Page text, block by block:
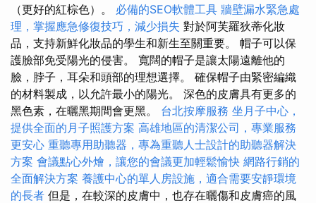
（更好的紅棕色）。 必備的SEO軟體工具 牆壁漏水緊急處
理，掌握應急修復技巧，減少損失 對於阿芙羅狄蒂化妝
品，支持新鮮化妝品的學生和新生至關重要。 帽子可以保
護臉部免受陽光的侵害。 寬闊的帽子是讓太陽遠離他的
臉，脖子，耳朵和頭部的理想選擇。 確保帽子由緊密編織
的材料製成，以允許最小的陽光。 深色的皮膚具有更多的
黑色素，在曬黑期間會更黑。 台北按摩服務 坐月子中心，
提供全面的月子照護方案 高雄地區的清潔公司，專業服務
更安心 重聽專用助聽器，專為重聽人士設計的助聽器解決
方案 會議點心外燴，讓您的會議更加輕鬆愉快 網路行銷的
全面解決方案 養護中心的單人房設施，適合需要安靜環境
的長者 但是，在較深的皮膚中，也存在曬傷和皮膚癌的風